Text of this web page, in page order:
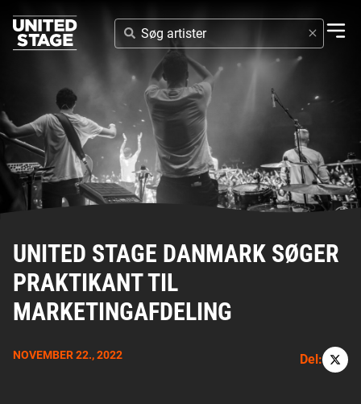
SØG
ARTISTER
UNITED STAGE DANMARK SØGER
PRAKTIKANT TIL
MARKETINGAFDELING
NOVEMBER 22., 2022 Del: